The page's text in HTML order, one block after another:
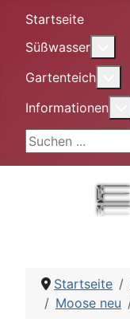
Startseite
Süßwasser
Gartenteich
Informationen
Suchen ...
Startseite
Moose neu